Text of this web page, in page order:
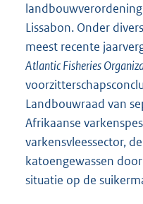
Lissabon. Onder
meest recente
Atlantic Fisheries
Landbouwraad van
Afrikaanse
varkensvleessector,
katoengewassen
situatie op de